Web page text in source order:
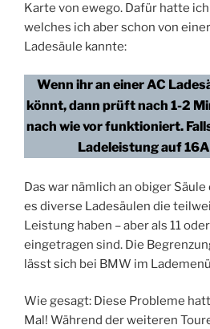
Karte von ewego. Dafür hatte
welches ich aber schon von
Ladesäule kannte:
Wenn ihr an einer AC
könnt, dann prüft nach 1-2
nach wie vor funktioniert.
Ladeleistung auf
Das war nämlich an obiger
es diverse Ladesäulen die
Leistung haben – aber als 11
eingetragen sind. Die
lässt sich bei BMW im
Wie gesagt: Diese Probleme
Mal! Während der weiteren